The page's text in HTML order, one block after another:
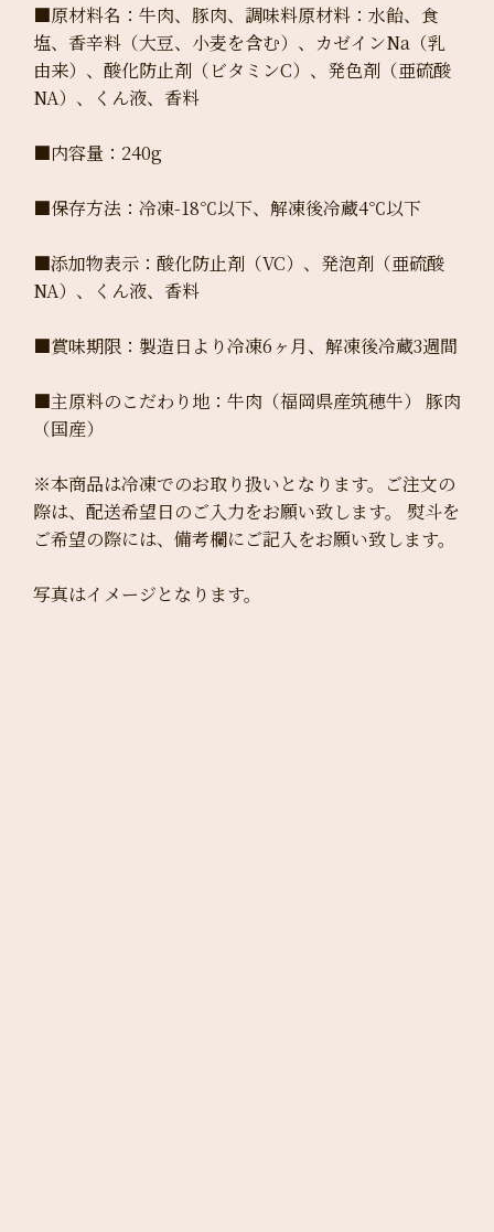
■原材料名：牛肉、豚肉、調味料原材料：水飴、食
塩、香辛料（大豆、小麦を含む）、カゼインNa（乳
由来）、酸化防止剤（ビタミンC）、発色剤（亜硫酸
NA）、くん液、香料
■内容量：240g
■保存方法：冷凍-18℃以下、解凍後冷蔵4℃以下
■添加物表示：酸化防止剤（VC）、発泡剤（亜硫酸
NA）、くん液、香料
■賞味期限：製造日より冷凍6ヶ月、解凍後冷蔵3週間
■主原料のこだわり地：牛肉（福岡県産筑穂牛） 豚肉
（国産）
※本商品は冷凍でのお取り扱いとなります。ご注文の
際は、配送希望日のご入力をお願い致します。 熨斗を
ご希望の際には、備考欄にご記入をお願い致します。
写真はイメージとなります。